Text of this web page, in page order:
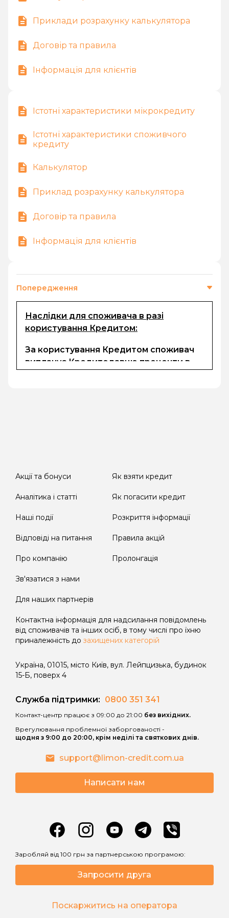
«ОПТИМАЛЬНІ КРЕДИТИ»
Обробка персональних даних:
Повідомлення про обробку персональних даних
клієнтів Товариства з обмеженою відповідальністю
Приклади розрахунку калькулятора
Договір та правила
Інформація для клієнтів
Істотні характеристики мікрокредиту
Істотні характеристики споживчого
кредиту
Калькулятор
Приклад розрахунку калькулятора
Договір та правила
Інформація для клієнтів
Попередження
Наслідки для споживача в разі
користування Кредитом:
За користування Кредитом споживач
виплачує Кредитодавцю проценти в
строки та розмірах, що встановлені
України.
Для продукту FLASH
У зв'язку з наданням кредиту у формі
12 Закону України «Про споживче
кредитування» графік платежів до
містить положення, якими
платежів з погашення кредиту.
Користування споживачем сумою
наданого кредиту після закінчення
Дисконтного періоду кредитування
• витрати споживача за користування
Кредитом зростають внаслідок
нарахування процентів за користування
Кредитом після закінчення
Дисконтного періоду кредитування за
внаслідок застосування правил
розрахунку грошових зобов’язань
споживача по сплаті процентів за
користування Кредитом відповідно до
розміру Базової процентної ставки і
скасування правил нарахування
Дисконтної та Індивідуальної
Акції та бонуси
Аналітика і статті
Наші події
Відповіді на питання
Про компанію
Зв'язатися з нами
Для наших партнерів
Як взяти кредит
Як погасити кредит
Розкриття інформації
Правила акцій
Пролонгація
Контактна інформація для надсилання повідомлень
від споживачів та інших осіб, в тому числі про їхню
приналежність до захищених категорій
Україна, 01015, місто Київ, вул. Лейпцизька, будинок
15-Б, поверх 4
Служба підтримки: 0800 351 341
Контакт-центр працює з 09:00 до 21:00 без вихідних.
Врегулювання проблемної заборгованості -
щодня з 9:00 до 20:00, крім неділі та святкових днів.
support@limon-credit.com.ua
Написати нам
Заробляй від 100 грн за партнерською програмою:
Запросити друга
Поскаржитись на оператора